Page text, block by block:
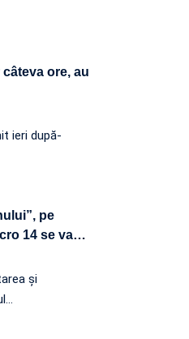
ore, au
ieri după-
pe
14 se va…
și